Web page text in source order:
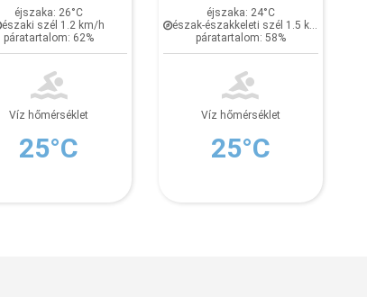
éjszaka: 26°C
északi szél 1.2 km/h
páratartalom: 62%
Víz hőmérséklet
25°C
éjszaka: 24°C
észak-északkeleti szél 1.5 km/h
páratartalom: 58%
Víz hőmérséklet
25°C